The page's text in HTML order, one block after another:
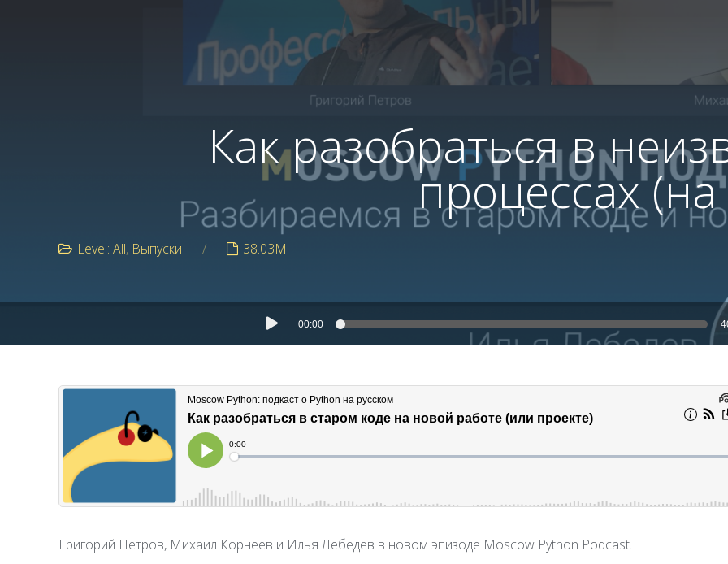
Как разобраться в
процессах
Level: All Выпуски 38.03M
00:00
Григорий Петров, Михаил Корнеев и Илья Лебедев в новом эпизоде Moscow Python Podcast.